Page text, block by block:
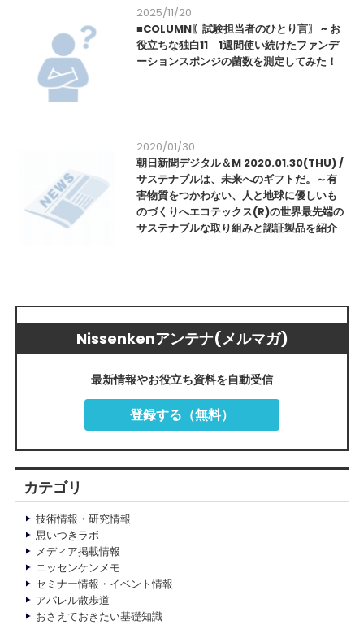
2025/11/20
■COLUMN〖試験担当者のひとり言〗 ~ お
役立ちな独白11 1週間使い続けたファンデ
ーションスポンジの菌数を測定してみた！
2020/01/30
朝日新聞デジタル＆M 2020.01.30(THU) /
サステナブルは、未来へのギフトだ。～有
害物質をつかわない、人と地球に優しいも
のづくりへエコテックス(R)の世界最先端の
サステナブルな取り組みと認証製品を紹介
Nissenkenアンテナ(メルマガ)
最新情報やお役立ち資料を自動受信
登録する（無料）
カテゴリ
技術情報・研究情報
思いつきラボ
メディア掲載情報
ニッセンケンメモ
セミナー情報・イベント情報
アパレル散歩道
おさえておきたい基礎知識